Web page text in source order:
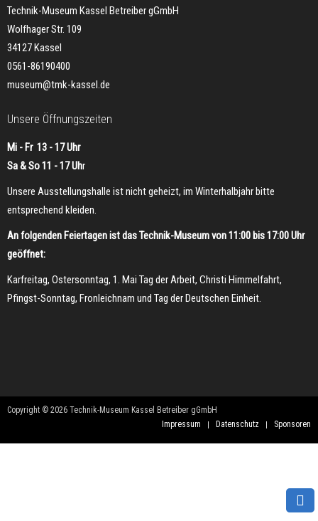
Technik-Museum Kassel Betreiber gGmbH
Wolfhager Str. 109
34127 Kassel
0561-86190400
museum@tmk-kassel.de
Unsere Öffnungszeiten
Mi - Fr 13 - 17 Uhr
Sa & So 11 - 17 Uhr
Unsere Ausstellungshalle ist nicht geheizt, im Winterhalbjahr bitte
entsprechend kleiden.
An folgenden Feiertagen ist das Technik-Museum von 11:00 bis 17:00 Uhr
geöffnet:
Karfreitag, Ostersonntag, 1. Mai Tag der Arbeit, Christi Himmelfahrt,
Pfingst-Sonntag, Fronleichnam und Tag der Deutschen Einheit.
Copyright © 2026 Technik-Museum Kassel Betreiber gGmbH
Impressum
Datenschutz Sponsoren